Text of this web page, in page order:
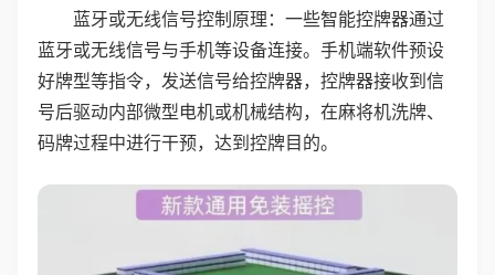
蓝牙或无线信号控制原理：一些智能控牌器通过
蓝牙或无线信号与手机等设备连接。手机端软件预设
好牌型等指令，发送信号给控牌器，控牌器接收到信
号后驱动内部微型电机或机械结构，在麻将机洗牌、
码牌过程中进行干预，达到控牌目的。